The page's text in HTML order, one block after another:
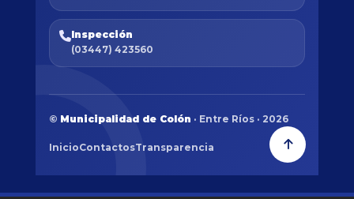
Inspección
(03447) 423560
© Municipalidad de Colón · Entre Ríos · 2026
InicioContactosTransparencia